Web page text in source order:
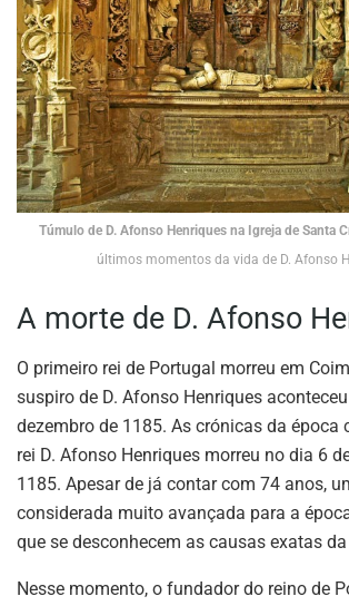
Túmulo de D. Afonso Henriques na Igreja de Santa
últimos momentos da vida de D. Afonso
A morte de D. Afonso
O primeiro rei de Portugal morreu em
suspiro de D. Afonso Henriques
dezembro de 1185. As crónicas da época
rei D. Afonso Henriques morreu no dia 6
1185. Apesar de já contar com 74 anos,
considerada muito avançada para a
que se desconhecem as causas exatas
Nesse momento, o fundador do reino de